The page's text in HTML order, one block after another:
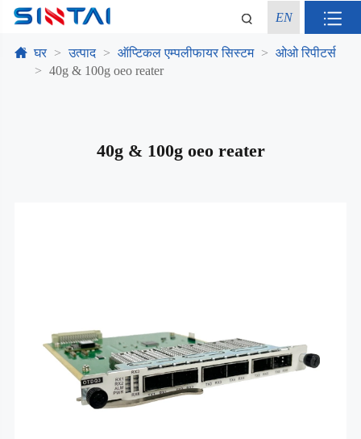
EN
घर उत्पाद ऑप्टिकल एम्पलीफायर सिस्टम
ओओ रिपीटर्स
40g & 100g oeo reater
40g & 100g oeo reater